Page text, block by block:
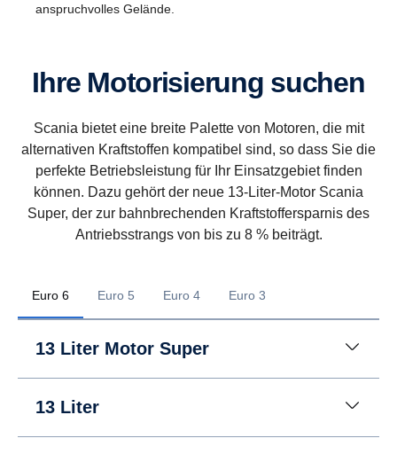
anspruchvolles Gelände.
Ihre Motorisierung suchen
Scania bietet eine breite Palette von Motoren, die mit
alternativen Kraftstoffen kompatibel sind, so dass Sie die
perfekte Betriebsleistung für Ihr Einsatzgebiet finden
können. Dazu gehört der neue 13-Liter-Motor Scania
Super, der zur bahnbrechenden Kraftstoffersparnis des
Antriebsstrangs von bis zu 8 % beiträgt.
Euro 6 Euro 5 Euro 4 Euro 3
13 Liter Motor Super
13 Liter